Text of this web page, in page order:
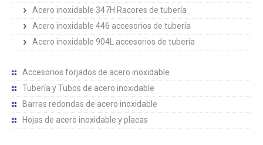
Acero inoxidable 347H Racores de tubería
Acero inoxidable 446 accesorios de tubería
Acero inoxidable 904L accesorios de tubería
Accesorios forjados de acero inoxidable
Tubería y Tubos de acero inoxidable
Barras redondas de acero inoxidable
Hojas de acero inoxidable y placas